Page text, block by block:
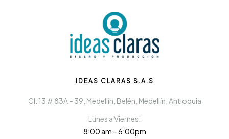
IDEAS CLARAS S.A.S
Cl. 13 # 83A – 39, Medellín, Belén, Medellín, Antioquia
Lunes a Viernes:
8:00 am – 6:00pm